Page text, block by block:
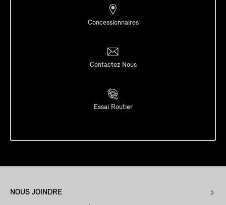
Concessionnaires
Contactez Nous
Essai Routier
NOUS JOINDRE